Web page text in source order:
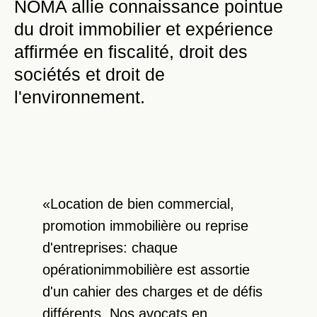
NOMA allie connaissance pointue
du droit immobilier et expérience
affirmée en fiscalité, droit des
sociétés et droit de
l'environnement.
«Location de bien commercial,
promotion immobilière ou reprise
d'entreprises: chaque
opérationimmobilière est assortie
d'un cahier des charges et de défis
différents. Nos avocats en